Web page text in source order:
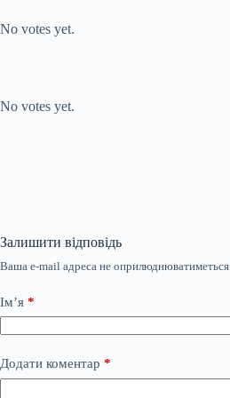
No votes yet.
No votes yet.
Залишити відповідь
Ваша e-mail адреса не оприлюднюватиметься.
Ім’я *
Додати коментар *